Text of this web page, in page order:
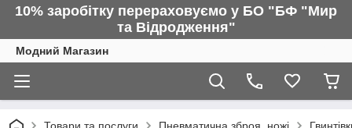
10% заробітку перераховуємо у БО "БФ "Мир
та Відродження"
Модний Магазин